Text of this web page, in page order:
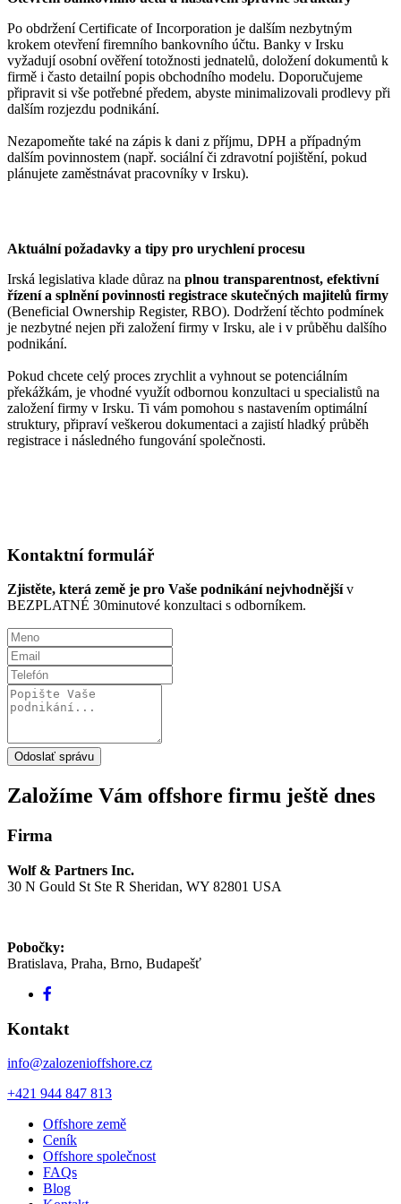
Po obdržení Certificate of Incorporation je dalším nezbytným
krokem otevření firemního bankovního účtu. Banky v Irsku
vyžadují osobní ověření totožnosti jednatelů, doložení dokumentů k
firmě i často detailní popis obchodního modelu. Doporučujeme
připravit si vše potřebné předem, abyste minimalizovali prodlevy při
dalším rozjezdu podnikání.
Nezapomeňte také na zápis k dani z příjmu, DPH a případným
dalším povinnostem (např. sociální či zdravotní pojištění, pokud
plánujete zaměstnávat pracovníky v Irsku).
Aktuální požadavky a tipy pro urychlení procesu
Irská legislativa klade důraz na plnou transparentnost, efektivní
řízení a splnění povinnosti registrace skutečných majitelů firmy
(Beneficial Ownership Register, RBO). Dodržení těchto podmínek
je nezbytné nejen při založení firmy v Irsku, ale i v průběhu dalšího
podnikání.
Pokud chcete celý proces zrychlit a vyhnout se potenciálním
překážkám, je vhodné využít odbornou konzultaci u specialistů na
založení firmy v Irsku. Ti vám pomohou s nastavením optimální
struktury, připraví veškerou dokumentaci a zajistí hladký průběh
registrace i následného fungování společnosti.
Kontaktní formulář
Zjistěte, která země je pro Vaše podnikání nejvhodnějšív
BEZPLATNÉ 30minutové konzultaci s odborníkem.
Odoslať správu
Založíme Vám offshore firmu ještě dnes
Firma
Wolf & Partners Inc.
30 N Gould St Ste R Sheridan, WY 82801 USA
Pobočky:
Bratislava, Praha, Brno, Budapešť
Kontakt
info@zalozenioffshore.cz
+421 944 847 813
Offshore země
Ceník
Offshore společnost
FAQs
Blog